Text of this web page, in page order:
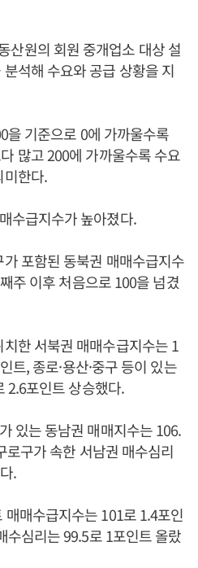
산원의 회원 중개업소 대상 설
석해 수요와 공급 상황을 지
을 기준으로 0에 가까울수록
많고 200에 가까울수록 수요
미한다.
수급지수가 높아졌다.
가 포함된 동북권 매매수급지수
주 이후 처음으로 100을 넘겼
치한 서북권 매매수급지수는 1
트, 종로·용산·중구 등이 있는
2.6포인트 상승했다.
있는 동남권 매매지수는 106.
로구가 속한 서남권 매수심리
.
매수급지수는 101로 1.4포인
수심리는 99.5로 1포인트 올랐